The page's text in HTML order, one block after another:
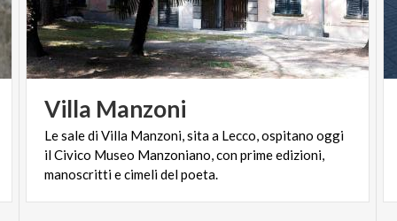
Villa Manzoni
Le sale di Villa Manzoni, sita a Lecco, ospitano oggi
il Civico Museo Manzoniano, con prime edizioni,
manoscritti e cimeli del poeta.